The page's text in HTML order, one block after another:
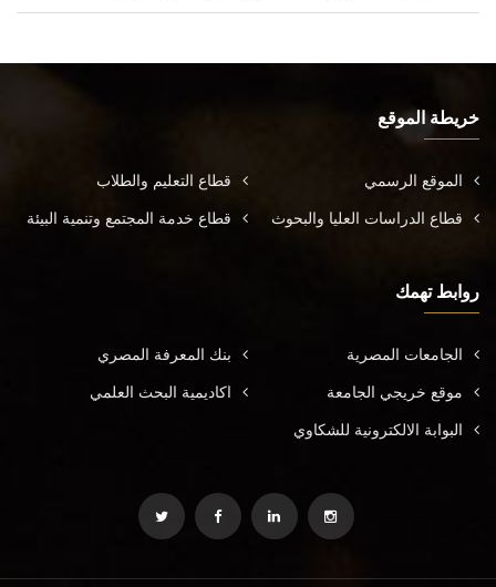
خريطة الموقع
الموقع الرسمي قطاع التعليم والطلاب
قطاع الدراسات العليا والبحوث قطاع خدمة المجتمع وتنمية البيئة
روابط تهمك
الجامعات المصرية بنك المعرفة المصري
موقع خريجي الجامعة اكاديمية البحث العلمي
البوابة الالكترونية للشكاوي